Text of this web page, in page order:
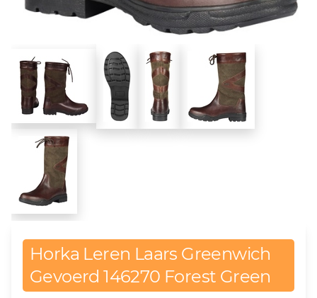
Horka Leren Laars Greenwich
Gevoerd 146270 Forest Green